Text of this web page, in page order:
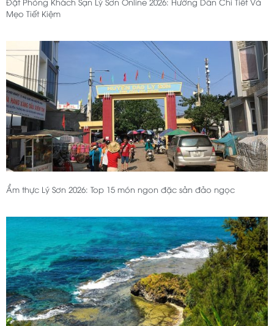
Mẹo Tiết Kiệm
Ẩm thực Lý Sơn 2026: Top 15 món ngon đặc sản đảo ngọc